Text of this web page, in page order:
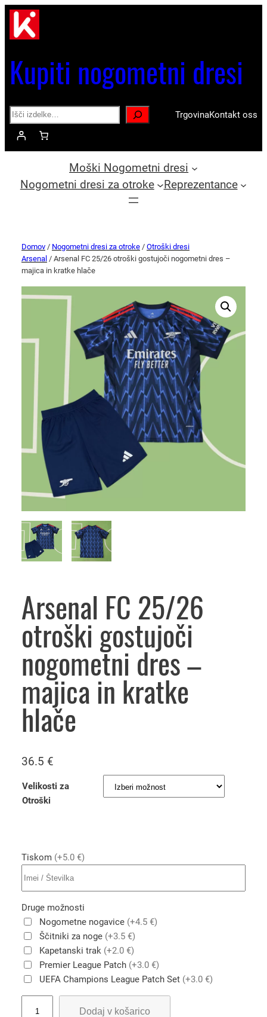
Kupiti nogometni dresi
Search TrgovinaKontakt oss
Moški Nogometni dresi
Nogometni dresi za otroke
Reprezentance
Domov / Nogometni dresi za otroke / Otroški dresi
Arsenal / Arsenal FC 25/26 otroški gostujoči nogometni dres –
majica in kratke hlače
Arsenal FC 25/26
otroški gostujoči
nogometni dres –
majica in kratke
hlače
36.5 €
Velikosti za
Otroški
Tiskom (+5.0 €)
Druge možnosti
Nogometne nogavice (+4.5 €)
Ščitniki za noge (+3.5 €)
Kapetanski trak (+2.0 €)
Premier League Patch (+3.0 €)
UEFA Champions League Patch Set (+3.0 €)
Dodaj v košarico